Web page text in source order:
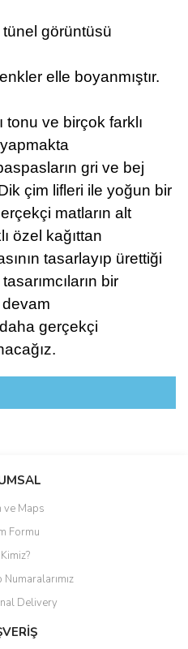
tünel görüntüsü
elle boyanmıştır.
tonu ve birçok farklı
gri ve bej
çim lifleri ile yoğun bir
matların alt
özel kağıttan
tasarlayıp ürettiği
bir
devam
gerçekçi
siz yapın!
Yaz
ve Maps
Formu
Delivery